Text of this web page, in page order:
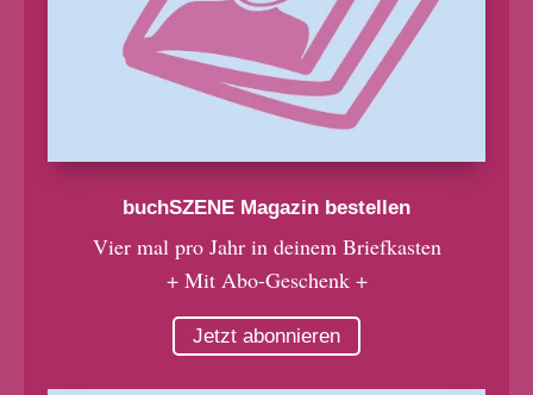
buchSZENE Magazin bestellen
Vier mal pro Jahr in deinem Briefkasten
+ Mit Abo-Geschenk +
Jetzt abonnieren